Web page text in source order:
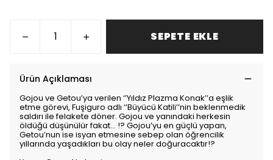
SEPETE EKLE
Ürün Açıklaması
Gojou ve Getou’ya verilen ‘’Yıldız Plazma Konak’’a eşlik
etme görevi, Fuşiguro adlı ‘’Büyücü Katili’’nin beklenmedik
saldırı ile felakete döner. Gojou ve yanındaki herkesin
öldüğü düşünülür fakat… !? Gojou’yu en güçlü yapan,
Getou’nun ise isyan etmesine sebep olan öğrencilik
yıllarında yaşadıkları bu olay neler doğuracaktır!?